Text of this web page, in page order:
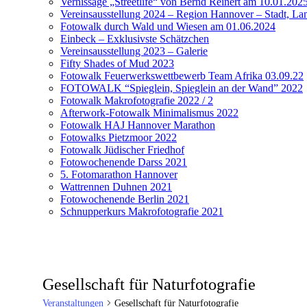
Vereinsausstellung 2024 – Region Hannover – Stadt,
Fotowalk durch Wald und Wiesen am 01.06.2024
Einbeck – Exklusivste Schätzchen
Vereinsausstellung 2023 – Galerie
Fifty Shades of Mud 2023
Fotowalk Feuerwerkswettbewerb Team Afrika 03.09.22
FOTOWALK “Spieglein, Spieglein an der Wand” 2022
Fotowalk Makrofotografie 2022 / 2
Afterwork-Fotowalk Minimalismus 2022
Fotowalk HAJ Hannover Marathon
Fotowalks Pietzmoor 2022
Fotowalk Jüdischer Friedhof
Fotowochenende Darss 2021
5. Fotomarathon Hannover
Wattrennen Duhnen 2021
Fotowochenende Berlin 2021
Schnupperkurs Makrofotografie 2021
Gesellschaft für Naturfotografie
Veranstaltungen Gesellschaft für Naturfotografie